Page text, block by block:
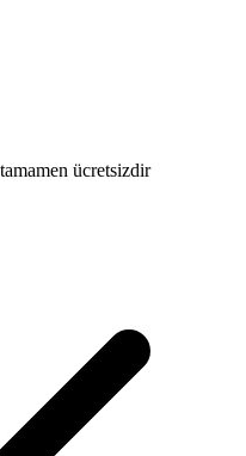
ücretsizdir